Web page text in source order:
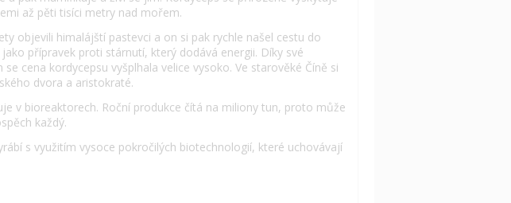
až pěti tisíci metry nad mořem.
objevili himalájští pastevci a on si pak rychle našel cestu do
přípravek proti stárnutí, který dodává energii. Díky své
cena kordycepsu vyšplhala velice vysoko. Ve starověké Číně si
dvora a aristokraté.
v bioreaktorech. Roční produkce čítá na miliony tun, proto může
každý.
s využitím vysoce pokročilých biotechnologií, které uchovávají